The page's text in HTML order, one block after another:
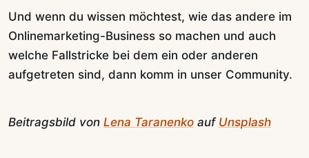
Und wenn du wissen möchtest, wie das andere im
Onlinemarketing-Business so machen und auch
welche Fallstricke bei dem ein oder anderen
aufgetreten sind, dann komm in unser Community.
Beitragsbild von Lena Taranenko auf Unsplash